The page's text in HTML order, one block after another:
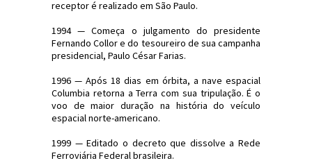
receptor é realizado em São Paulo.
1994 — Começa o julgamento do presidente
Fernando Collor e do tesoureiro de sua campanha
presidencial, Paulo César Farias.
1996 — Após 18 dias em órbita, a nave espacial
Columbia retorna a Terra com sua tripulação. É o
voo de maior duração na história do veículo
espacial norte-americano.
1999 — Editado o decreto que dissolve a Rede
Ferroviária Federal brasileira.